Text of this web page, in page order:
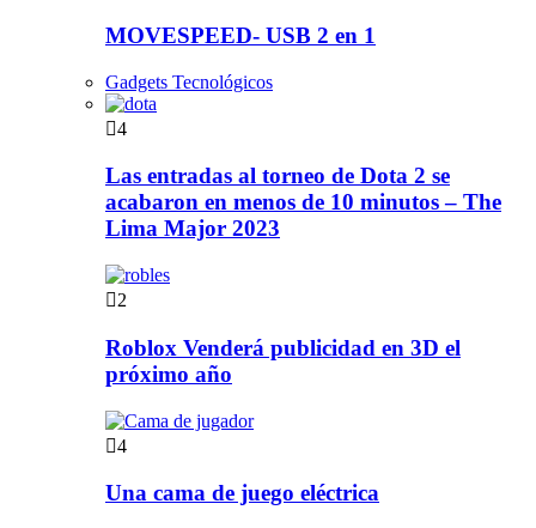
MOVESPEED- USB 2 en 1
Gadgets Tecnológicos
4
Las entradas al torneo de Dota 2 se
acabaron en menos de 10 minutos – The
Lima Major 2023
2
Roblox Venderá publicidad en 3D el
próximo año
4
Una cama de juego eléctrica